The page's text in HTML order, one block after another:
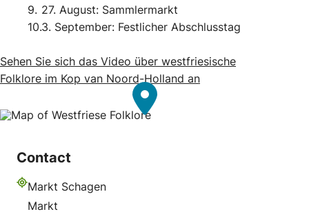
27. August: Sammlermarkt
3. September: Festlicher Abschlusstag
Sehen Sie sich das Video über westfriesische
Folklore im Kop van Noord-Holland an
Contact
Markt Schagen
Markt